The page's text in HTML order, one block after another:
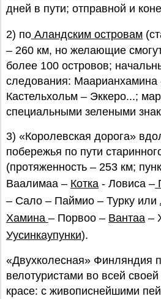
дней в пути; отправной и
2) по Аландским островам
– 260 км, но желающие
более 100 островов;
следования: Маарианхамина
Кастельхольм – Эккеро...;
специальными зелеными
3) «Королевская дорога»
побережья по пути
(протяженность – 253 км;
Ваалимаа – Котка - Ловиса –
– Сало – Паймио – Турку или
Хамина – Порвоо – Вантаа –
Уусинкаупунки).
«Двухколесная» Финляндия
велотуристами во всей
красе: с живописнейшими